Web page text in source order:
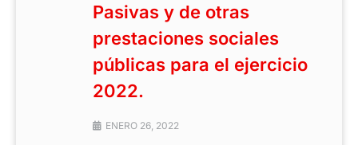
Pasivas y de otras
prestaciones sociales
públicas para el ejercicio
2022.
ENERO 26, 2022